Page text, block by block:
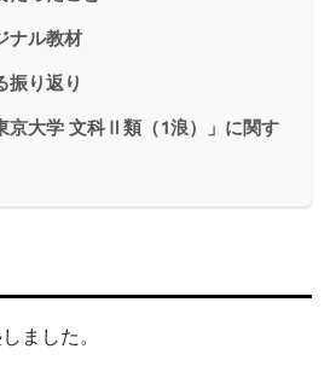
ナル教材
振り返り
京大学 文科Ⅱ類（1浪）」に関す
ました。